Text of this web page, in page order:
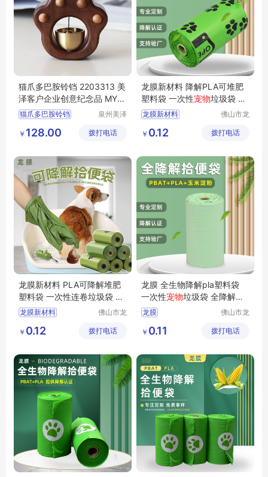
猫爪多巴胺铃铛 2203313 美
泽客户企业创意纪念品 MY-Q
MGY-(T)-58
猫爪多巴胺铃铛
创意纪念品 MY
泉州美泽
公司
￥ 128.00 拨打电话
龙膜新材料 降解PLA可堆肥
塑料袋 一次性宠物垃圾袋 户
外狗屎拾便袋
龙膜新材料
一次性宠物垃圾袋
可降解塑料袋普及不了
佛山市龙
科技有限
￥ 0.12 拨打电话
龙膜新材料 PLA可降解堆肥
塑料袋 一次性连卷垃圾袋 便
携宠物粪便袋
龙膜新材料
一次性连卷垃圾袋
可降解塑料袋可以回收吗
佛山市龙
科技有限
￥ 0.12 拨打电话
龙膜 全生物降解pla塑料袋
一次性宠物垃圾袋 全降解可
堆肥拾便袋
龙膜
一次性宠物垃圾袋
浙江拾便袋
佛山市龙
科技有限
￥ 0.11 拨打电话